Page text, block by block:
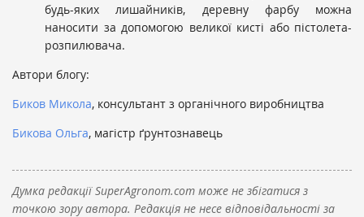
будь-яких лишайників, деревну фарбу можна
наносити за допомогою великої кисті або пістолета-
розпилювача.
Автори блогу:
Биков Микола, консультант з органічного виробництва
Бикова Ольга, магістр ґрунтознавець
Думка редакції SuperAgronom.com може не збігатися з
точкою зору автора. Редакція не несе відповідальності за